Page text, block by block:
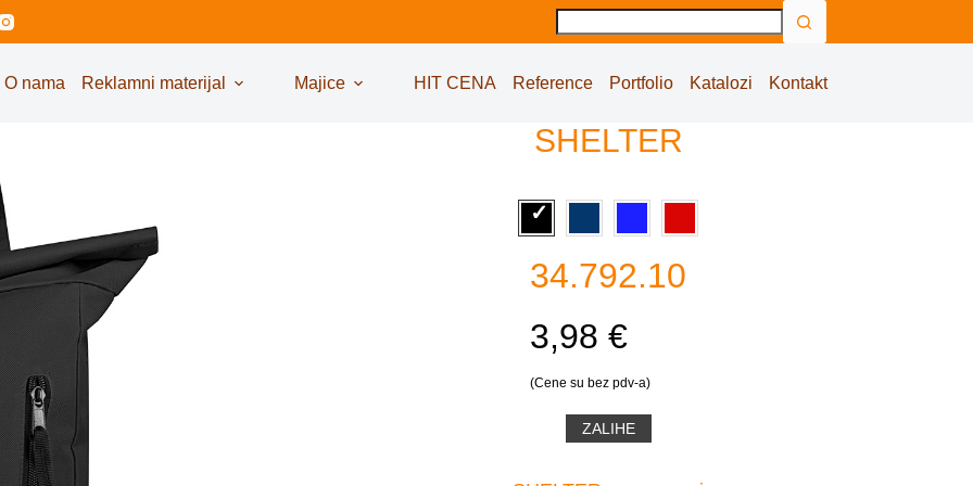
O nama Reklamni materijal Majice HIT CENA Reference Portfolio Katalozi Kontakt
SHELTER
34.792.10
3,98 €
(Cene su bez pdv-a)
ZALIHE